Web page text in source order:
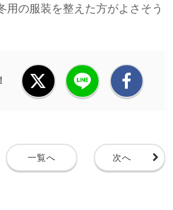
用の服装を整えた方がよさそう
一覧へ 次へ